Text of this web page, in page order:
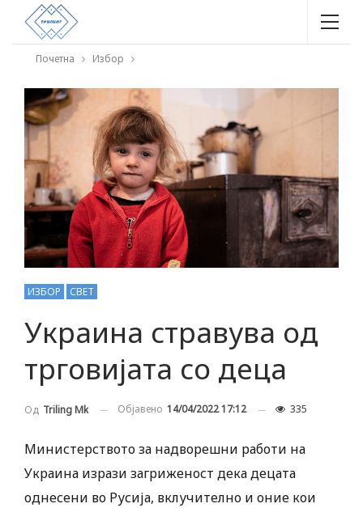
Почетна Избор
ИЗБОР СВЕТ
Украина стравува од
трговијата со деца
Од Triling Mk Објавено 14/04/2022 17:12 335
Министерството за надворешни работи на
Украина изрази загриженост дека децата
однесени во Русија, вклучително и оние кои